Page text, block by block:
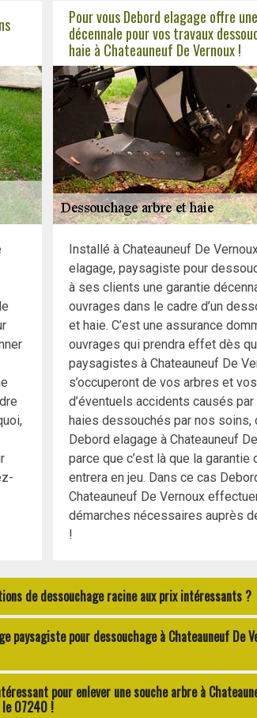
Pour vous Debord elagage offre
décennale pour vos travaux
haie à Chateauneuf De Vernoux !
Installé à Chateauneuf De
elagage, paysagiste pour
à ses clients une garantie
ouvrages dans le cadre d’un
et haie. C’est une assurance
ouvrages qui prendra effet dès
paysagistes à Chateauneuf De
s’occuperont de vos arbres et
d’éventuels accidents causés
haies dessouchés par nos soins,
Debord elagage à Chateauneuf
parce que c’est là que la garantie
entrera en jeu. Dans ce cas
Chateauneuf De Vernoux
démarches nécessaires auprès
!
de dessouchage racine aux prix intéressants ?
paysagiste pour dessouchage à Chateauneuf De
pour enlever une souche arbre à
le 07240 !